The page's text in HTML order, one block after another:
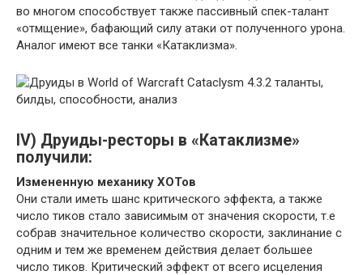
во многом способствует также пассивный спек-талант
«отмщение», бафающий силу атаки от полученного урона.
Аналог имеют все танки «Катаклизма».
IV) Друиды-ресторы в «Катаклизме»
получили:
Измененную механику ХОТов
Они стали иметь шанс критического эффекта, а также
число тиков стало зависимым от значения скорости, т.е
собрав значительное количество скорости, заклинание с
одним и тем же временем действия делает большее
число тиков. Критический эффект от всего исцеления